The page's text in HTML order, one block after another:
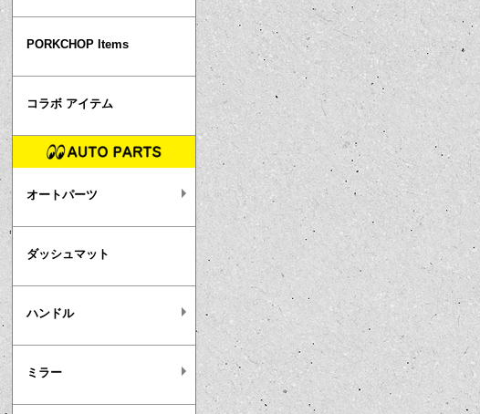
PORKCHOP Items
コラボ アイテム
オートパーツ
ダッシュマット
ハンドル
ミラー